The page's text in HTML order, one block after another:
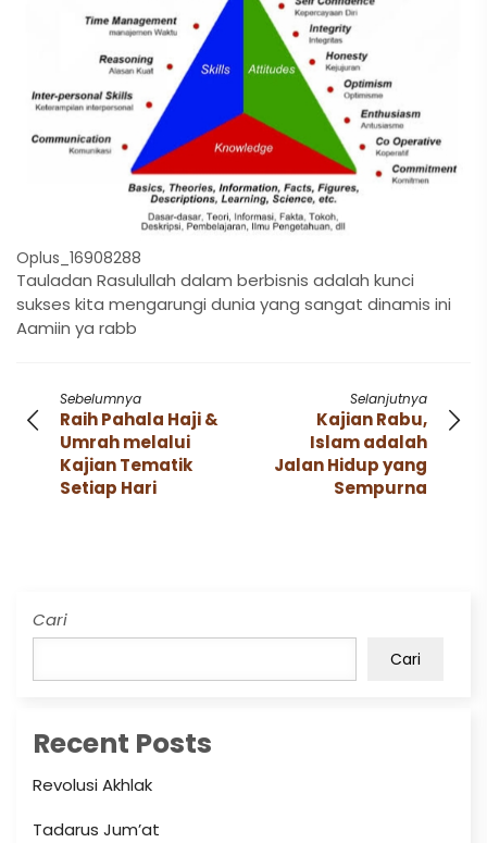
Oplus_16908288
Tauladan Rasulullah dalam berbisnis adalah kunci
sukses kita mengarungi dunia yang sangat dinamis ini
Aamiin ya rabb
Sebelumnya
Raih Pahala Haji &
Umrah melalui
Kajian Tematik
Setiap Hari
Selanjutnya
Kajian Rabu,
Islam adalah
Jalan Hidup yang
Sempurna
Cari
Cari
Recent Posts
Revolusi Akhlak
Tadarus Jum’at